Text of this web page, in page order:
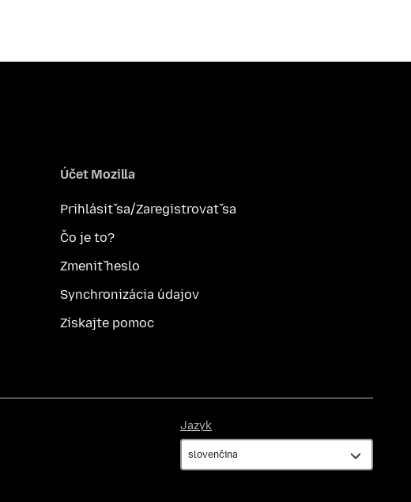
Účet Mozilla
Prihlásiť sa/Zaregistrovať sa
Čo je to?
Zmeniť heslo
Synchronizácia údajov
Získajte pomoc
Jazyk